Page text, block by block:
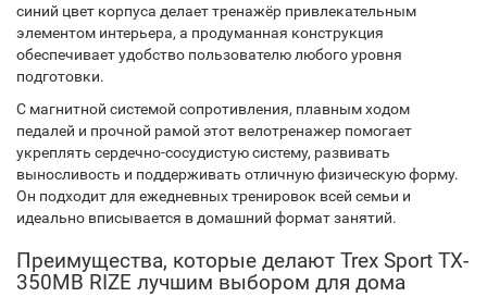
синий цвет корпуса делает тренажёр привлекательным
элементом интерьера, а продуманная конструкция
обеспечивает удобство пользователю любого уровня
подготовки.
С магнитной системой сопротивления, плавным ходом
педалей и прочной рамой этот велотренажер помогает
укреплять сердечно-сосудистую систему, развивать
выносливость и поддерживать отличную физическую форму.
Он подходит для ежедневных тренировок всей семьи и
идеально вписывается в домашний формат занятий.
Преимущества, которые делают Trex Sport TX-
350MB RIZE лучшим выбором для дома